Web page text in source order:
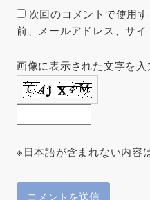
次回のコメントで使用
前、メールアドレス、サイ
画像に表示された文字を
※日本語が含まれない内容